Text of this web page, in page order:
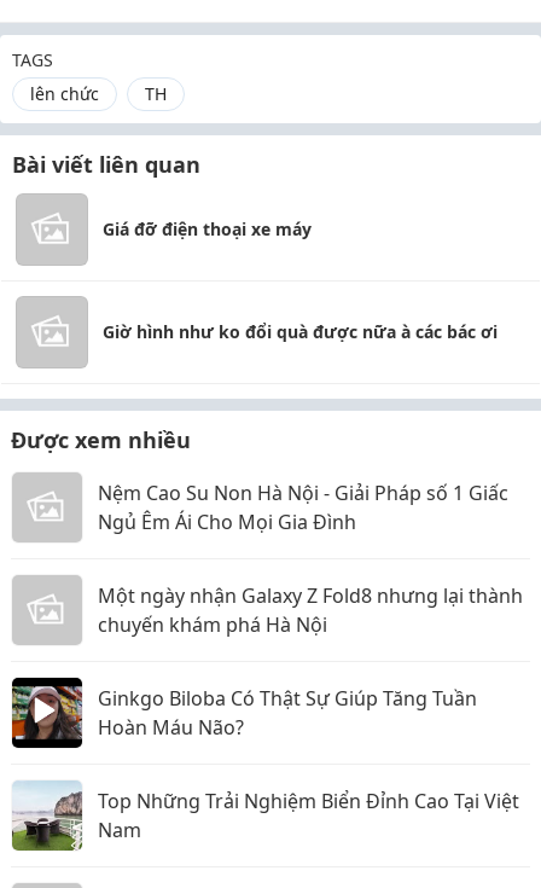
TAGS
lên chức
TH
Bài viết liên quan
Giá đỡ điện thoại xe máy
Giờ hình như ko đổi quà được nữa à các bác ơi
Được xem nhiều
Nệm Cao Su Non Hà Nội - Giải Pháp số 1 Giấc
Ngủ Êm Ái Cho Mọi Gia Đình
Một ngày nhận Galaxy Z Fold8 nhưng lại thành
chuyến khám phá Hà Nội
Ginkgo Biloba Có Thật Sự Giúp Tăng Tuần
Hoàn Máu Não?
Top Những Trải Nghiệm Biển Đỉnh Cao Tại Việt
Nam